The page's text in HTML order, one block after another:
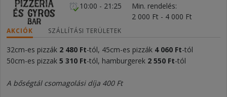
10:00 - 21:25
Min. rendelés
2 000 Ft - 4 000 Ft
AKCIÓK SZÁLLÍTÁSI TERÜLETEK
32cm-es pizzák 2 480 Ft-tól, 45cm-es pizzák 4 060 Ft-tól
50cm-es pizzak 5 310 Ft-tól, hamburgerek 2 550 Ft-tól
A bőségtál csomagolási díja 400 Ft